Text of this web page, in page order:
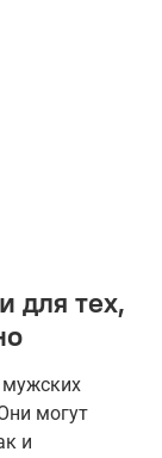
для тех,
могут
и